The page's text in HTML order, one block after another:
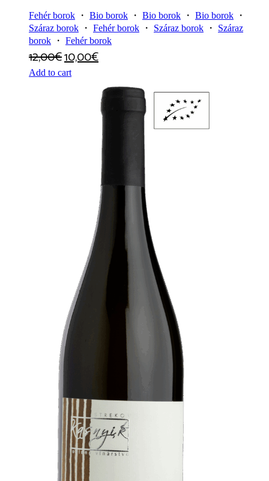
Fehér borok ・ Bio borok ・ Bio borok ・ Bio borok ・
Száraz borok ・ Fehér borok ・ Száraz borok ・ Száraz
borok ・ Fehér borok
12,00€10,00€
Add to cart